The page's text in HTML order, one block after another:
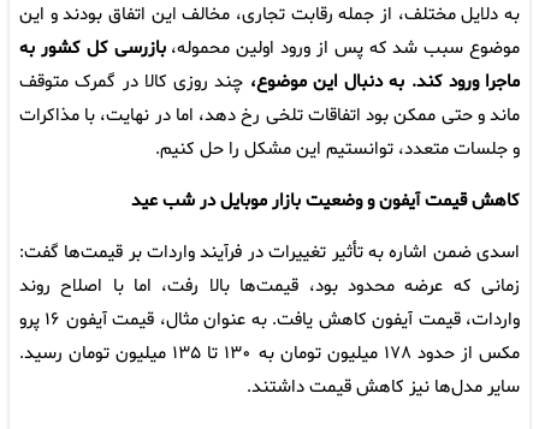
به دلایل مختلف، از جمله رقابت تجاری، مخالف این اتفاق بودند و این
موضوع سبب شد که پس از ورود اولین محموله،بازرسی کل کشور به
ماجرا ورود کند. به دنبال این موضوع، چند روزی کالا در گمرک متوقف
ماند و حتی ممکن بود اتفاقات تلخی رخ دهد، اما در نهایت، با مذاکرات
و جلسات متعدد، توانستیم این مشکل را حل کنیم.
کاهش قیمت آیفون و وضعیت بازار موبایل در شب عید
اسدی ضمن اشاره به تأثیر تغییرات در فرآیند واردات بر قیمت‌ها گفت:
زمانی که عرضه محدود بود، قیمت‌ها بالا رفت، اما با اصلاح روند
واردات، قیمت آیفون کاهش یافت. به عنوان مثال، قیمت آیفون ۱۶ پرو
مکس از حدود ۱۷۸ میلیون تومان به ۱۳۰ تا ۱۳۵ میلیون تومان رسید.
سایر مدل‌ها نیز کاهش قیمت داشتند.